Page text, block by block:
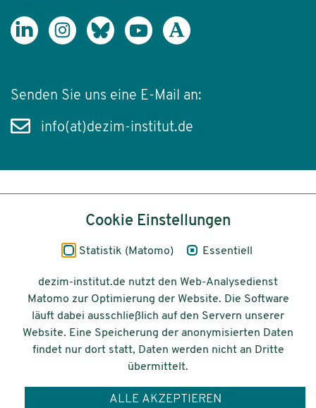
Senden Sie uns eine E-Mail an:
info(at)dezim-institut.de
Impressum
Datenschutz
Barrierefreiheit
© 2026 Deutsches Zentrum für
Integrations-
und Migrationsforschung DeZIM e.V.
Cookie Einstellungen
Statistik (Matomo) Essentiell
dezim-institut.de nutzt den Web-Analysedienst
Matomo zur Optimierung der Website. Die Software
läuft dabei ausschließlich auf den Servern unserer
Website. Eine Speicherung der anonymisierten Daten
findet nur dort statt, Daten werden nicht an Dritte
übermittelt.
ALLE AKZEPTIEREN